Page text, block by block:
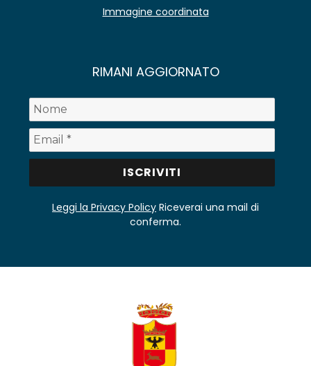
Immagine coordinata
RIMANI AGGIORNATO
Leggi la Privacy Policy Riceverai una mail di
conferma.